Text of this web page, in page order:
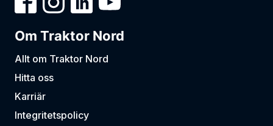
Om Traktor Nord
Allt om Traktor Nord
Hitta oss
Karriär
Integritetspolicy